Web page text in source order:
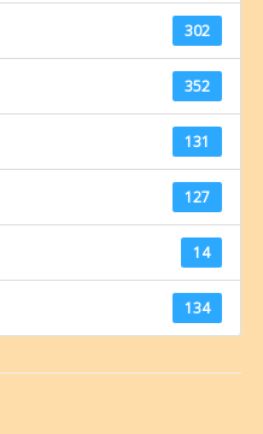
302
352
131
127
14
134